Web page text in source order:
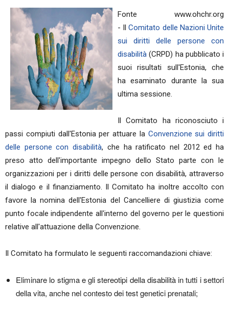
Fonte www.ohchr.org
- IlComitato delle Nazioni Unite
sui diritti delle persone con
disabilità (CRPD) ha pubblicato i
suoi risultati sull'Estonia, che
ha esaminato durante la sua
ultima sessione.
Il Comitato ha riconosciuto i
passi compiuti dall'Estonia per attuare la Convenzione sui diritti
delle persone con disabilità, che ha ratificato nel 2012 ed ha
preso atto dell'importante impegno dello Stato parte con le
organizzazioni per i diritti delle persone con disabilità, attraverso
il dialogo e il finanziamento. Il Comitato ha inoltre accolto con
favore la nomina dell'Estonia del Cancelliere di giustizia come
punto focale indipendente all'interno del governo per le questioni
relative all'attuazione della Convenzione.
Il Comitato ha formulato le seguenti raccomandazioni chiave:
Eliminare lo stigma e gli stereotipi della disabilità in tutti i settori
della vita, anche nel contesto dei test genetici prenatali;